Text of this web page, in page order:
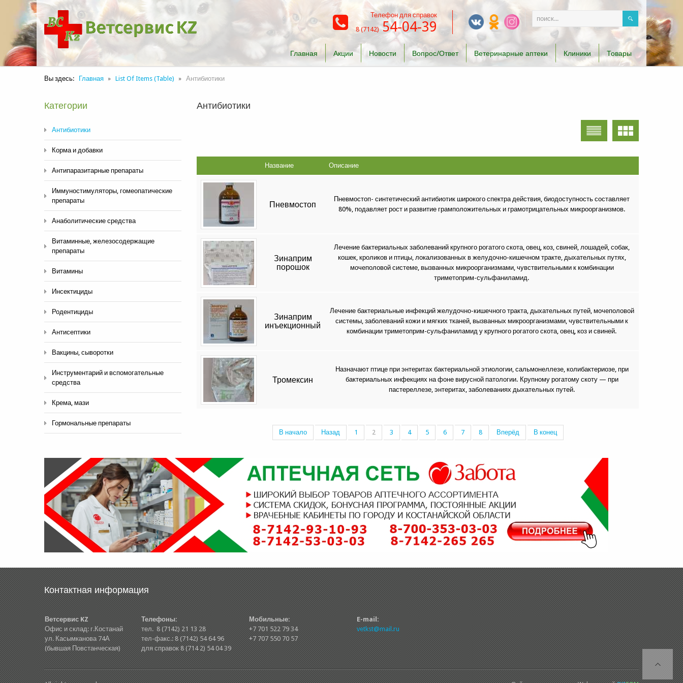
Телефон для справок
8 (7142) 54-04-39
Главная Акции Новости Вопрос/Ответ Ветеринарные аптеки Клиники Товары
Вы здесь: Главная List Of Items (Table) Антибиотики
Антибиотики
Название Описание
Пневмостоп
Пневмостоп- синтетический антибиотик широкого спектра действия, биодоступность составляет
80%, подавляет рост и развитие грамположительных и грамотрицательных микроорганизмов.
Зинаприм
порошок
Лечение бактериальных заболеваний крупного рогатого скота, овец, коз, свиней, лошадей, собак,
кошек, кроликов и птицы, локализованных в желудочно-кишечном тракте, дыхательных путях,
мочеполовой системе, вызванных микроорганизмами, чувствительными к комбинации
триметоприм-сульфаниламид.
Зинаприм
инъекционный
Лечение бактериальные инфекций желудочно-кишечного тракта, дыхательных путей, мочеполовой
системы, заболеваний кожи и мягких тканей, вызванных микроорганизмами, чувствительными к
комбинации триметоприм-сульфаниламид у крупного рогатого скота, овец, коз и свиней.
Тромексин
Назначают птице при энтеритах бактериальной этиологии, сальмонеллезе, колибактериозе, при
бактериальных инфекциях на фоне вирусной патологии. Крупному рогатому скоту — при
пастереллезе, энтеритах, заболеваниях дыхательных путей.
В начало Назад 1 2 3 4 5 6 7 8 Вперёд В конец
Категории
Антибиотики
Корма и добавки
Антипаразитарные препараты
Иммуностимуляторы, гомеопатические
препараты
Анаболитические средства
Витаминные, железосодержащие
препараты
Витамины
Инсектициды
Родентициды
Антисептики
Вакцины, сыворотки
Инструментарий и вспомогательные
средства
Крема, мази
Гормональные препараты
Контактная информация
Ветсервис KZ
Офис и склад: г.Костанай
ул. Касымканова 74А
(бывшая Повстанческая)
Телефоны:
тел. 8 (7142) 21 13 28
тел-факс.: 8 (7142) 54 64 96
для справок 8 (714 2) 54 04 39
Мобильные:
+7 701 522 79 34
+7 707 550 70 57
E-mail:
vetkst@mail.ru